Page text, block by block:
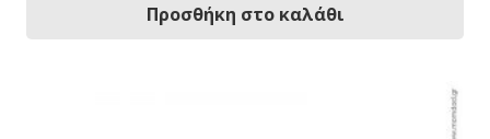
Προσθήκη στο καλάθι